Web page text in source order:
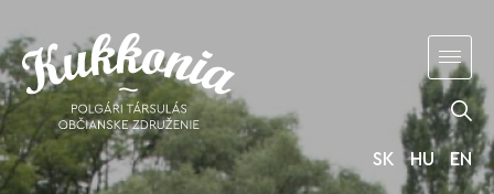
SK HU EN